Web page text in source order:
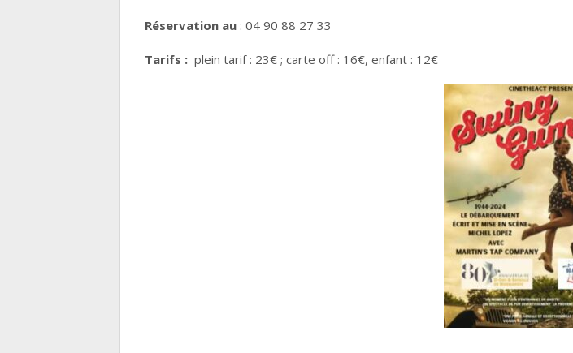
Réservation au : 04 90 88 27 33
Tarifs : plein tarif : 23€ ; carte off : 16€, enfant : 12€